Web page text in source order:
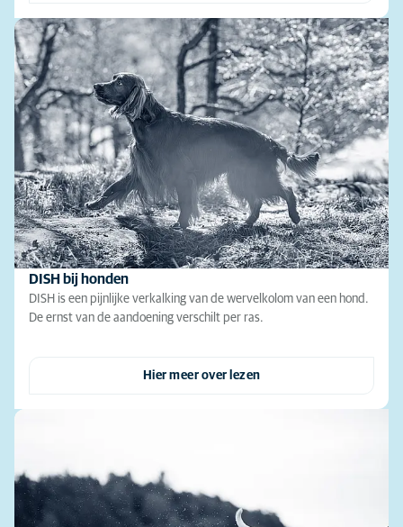
DISH bij honden
DISH is een pijnlijke verkalking van de wervelkolom van een hond.
De ernst van de aandoening verschilt per ras.
Hier meer over lezen